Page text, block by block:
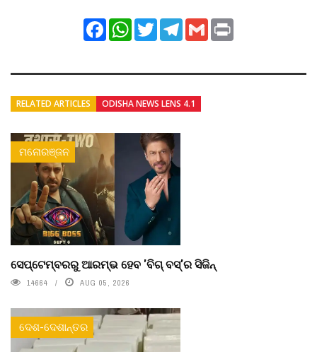
FacebookWhatsApp
TwitterTelegram
Gmail
RELATED ARTICLES ODISHA NEWS LENS 4.1
ମନୋରଞ୍ଜନ
ସେପ୍ଟେମ୍ବରରୁ ଆରମ୍ଭ ହେବ 'ବିଗ୍ ବସ୍'ର ସିଜିନ୍
14664 AUG 05, 2026
ଦେଶ-ଦେଶାନ୍ତର